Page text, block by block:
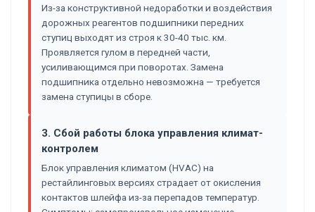
Из-за конструктивной недоработки и воздействия
дорожных реагентов подшипники передних
ступиц выходят из строя к 30-40 тыс. км.
Проявляется гулом в передней части,
усиливающимся при поворотах. Замена
подшипника отдельно невозможна — требуется
замена ступицы в сборе.
3. Сбой работы блока управления климат-
контролем
Блок управления климатом (HVAC) на
рестайлинговых версиях страдает от окисления
контактов шлейфа из-за перепадов температур.